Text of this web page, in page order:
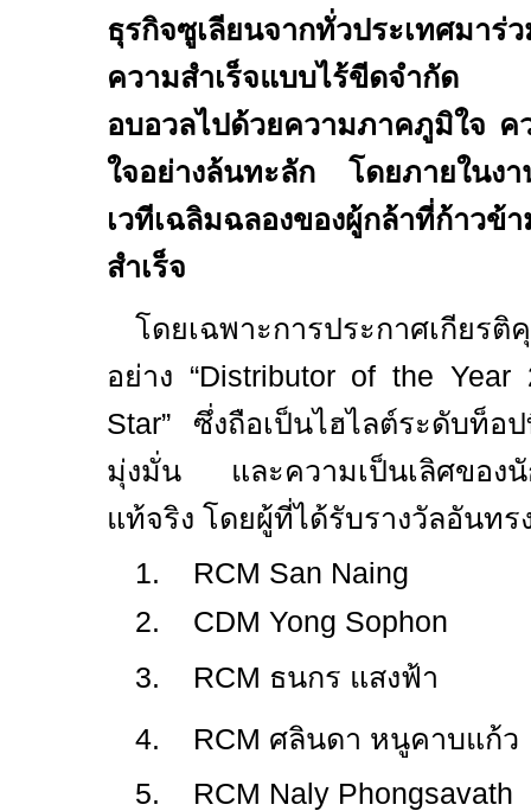
ธุรกิจซูเลียนจากทั่วประเทศมาร่
ความสำเร็จแบบไร้ขีดจำกัด
อบอวลไปด้วยความภาคภูมิใจ ค
ใจอย่างล้นทะลัก โดยภายในงา
เวทีเฉลิมฉลองของผู้กล้าที่ก้าวข้
สำเร็จ
โดยเฉพาะการประกาศเกียรติ
อย่าง “Distributor of the Year
Star” ซึ่งถือเป็นไฮไลต์ระดับท็
มุ่งมั่น และความเป็นเลิศของนั
แท้จริง โดยผู้ที่ได้รับรางวัลอันทร
1.
RCM San Naing
2.
CDM Yong Sophon
3.
RCM ธนกร แสงฟ้า
4.
RCM ศลินดา หนูคาบแก้ว
5.
RCM Naly Phongsavath